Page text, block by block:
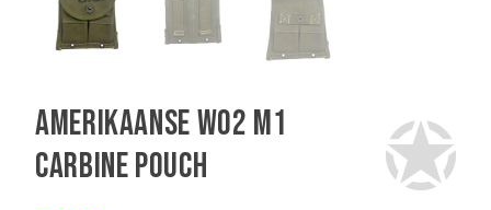
Amerikaanse WO2 M1
Carbine pouch